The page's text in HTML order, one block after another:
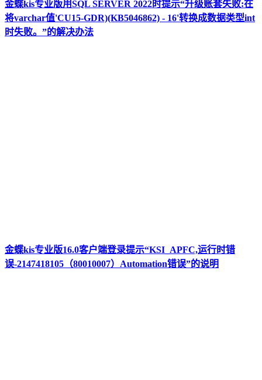
金蝶kis专业版用SQL SERVER 2022时提示“升级账套失败:在
将varchar值'CU15-GDR)(KB5046862) - 16'转换成数据类型int
时失败。”的解决办法
金蝶kis专业版16.0客户端登录提示“KSI_APFC,运行时错
误-2147418105（80010007）Automation错误”的说明